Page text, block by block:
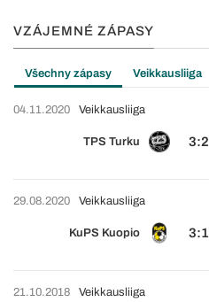
VZÁJEMNÉ ZÁPASY
Všechny zápasy Veikkausliiga
04.11.2020
TPS Turku 3:2
Veikkausliiga
29.08.2020
KuPS Kuopio 3:1
Veikkausliiga
21.10.2018 Veikkausliiga